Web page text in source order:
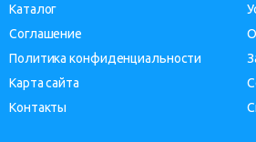
Каталог
Соглашение
Политика конфиденциальности
Карта сайта
Контакты